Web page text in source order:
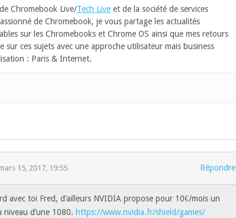
Chromebook Live/Tech Liveet de la société de services
de Chromebook, je vous partage les actualités
sur les Chromebooks et Chrome OS ainsi que mes retours
sur ces sujets avec une approche utilisateur mais business
: Paris & Internet.
15, 2017, 19:55 Répondre
avec toi Fred, d’ailleurs NVIDIA propose pour 10€/mois un
niveau d’une 1080. https://www.nvidia.fr/shield/games/